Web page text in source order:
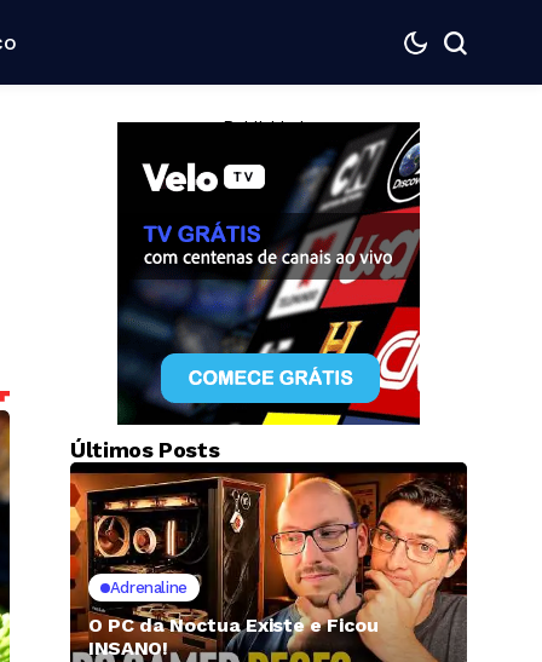
— Publicidade —
Últimos Posts
Adrenaline
O PC da Noctua Existe e Ficou
INSANO!